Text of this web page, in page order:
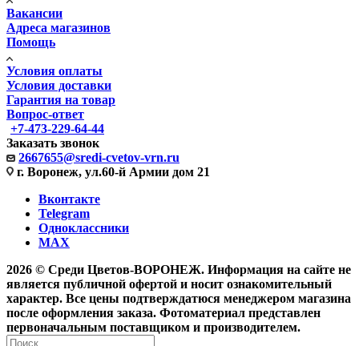
Вакансии
Адреса магазинов
Помощь
Условия оплаты
Условия доставки
Гарантия на товар
Вопрос-ответ
+7-473-229-64-44
Заказать звонок
2667655@sredi-cvetov-vrn.ru
г. Воронеж, ул.60-й Армии дом 21
Вконтакте
Telegram
Одноклассники
MAX
2026 © Среди Цветов-ВОРОНЕЖ. Информация на сайте не
является публичной офертой и носит ознакомительный
характер. Все цены подтверждатюся менеджером магазина
после оформления заказа. Фотоматериал представлен
первоначальным поставщиком и производителем.